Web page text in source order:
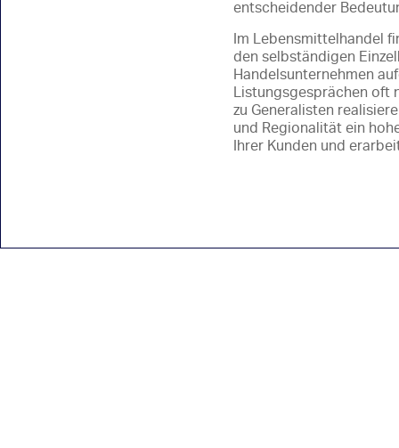
entscheidender
Im Lebensmittelhandel
den selbständigen
Handelsunternehmen
Listungsgesprächen oft
zu Generalisten
und Regionalität ein
Ihrer Kunden und